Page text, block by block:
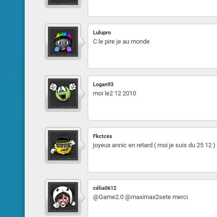
Lulupro
C le pire je au monde
Logan93
moi le2 12 2010
Fkctces
joyeux annic en retard ( moi je suis du 25 12 )
célia0612
@Game2.0 @maximax2sete merci